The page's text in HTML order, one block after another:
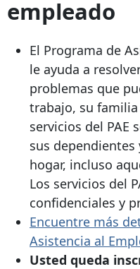
empleado
El Programa de
le ayuda a
problemas que
trabajo, su familia
servicios del PAE
sus
hogar, incluso
Los servicios del
confidenciales y
Encuentre más
Asistencia al
Usted queda